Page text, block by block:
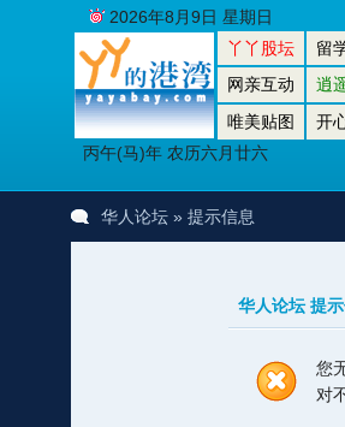
丫丫股坛 留
网亲互动
逍
唯美贴图
开
丙午(马)年 农历六月廿六
2026年8月9日 星期日
华人论坛» 提示信息
华人论坛 提
您
对